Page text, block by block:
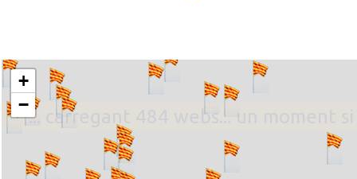
... carregant 484 webs... un moment
+
−